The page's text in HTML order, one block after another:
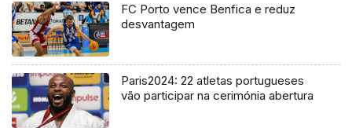
FC Porto vence Benfica e reduz
desvantagem
Paris2024: 22 atletas portugueses
vão participar na cerimónia abertura